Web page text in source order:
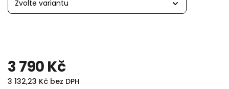
3 790 Kč
3 132,23 Kč bez DPH